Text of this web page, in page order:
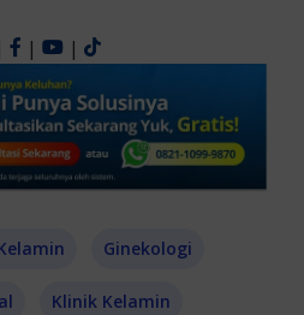
| |
Ginekologi
Klinik Kelamin